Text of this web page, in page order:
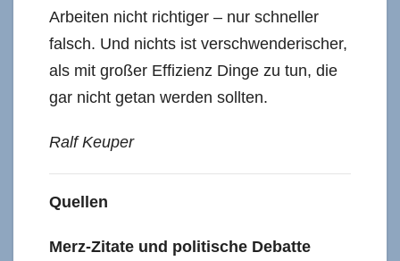
Arbeiten nicht richtiger – nur schneller
falsch. Und nichts ist verschwenderischer,
als mit großer Effizienz Dinge zu tun, die
gar nicht getan werden sollten.
Ralf Keuper
Quellen
Merz-Zitate und politische Debatte